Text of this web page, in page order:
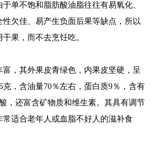
单不饱和脂肪酸油脂往往有易氧化、
欠佳、易产生负面后果等缺点，所以
果，而不去烹饪吃。
，其外果皮青绿色，内果皮坚硬，呈
，含油量70％左右，蛋白质9％，含有
，还富含矿物质和维生素。其具有调节
常适合老年人或血脂不好人的滋补食